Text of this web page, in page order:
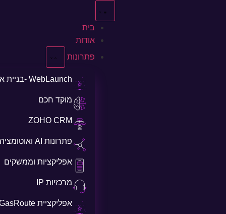
בית
אודות
פתרונות
WebLaunch -בניית אתרים
מוקד חכם
ZOHO CRM
פתרונות AI ואוטומציה
אפליקציות וממשקים
מרכזיות IP
אפליקציית GasRoute